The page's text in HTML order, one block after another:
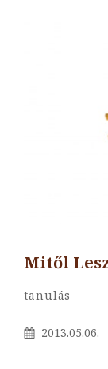
Mitől
Categories
Tanulás
Posted
2013.05.06.